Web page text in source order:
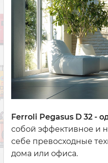
Ferroli Pegasus D 32 -
собой эффективное и
себе превосходные
дома или офиса.